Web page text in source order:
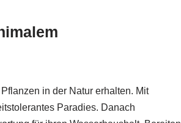
in der Natur erhalten. Mit
Paradies. Danach